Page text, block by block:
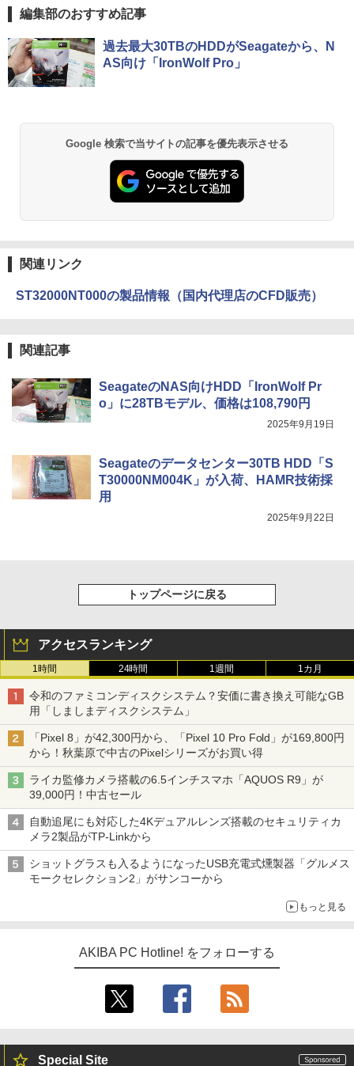
編集部のおすすめ記事
過去最大30TBのHDDがSeagateから、N
AS向け「IronWolf Pro」
Google 検索で当サイトの記事を優先表示させる
関連リンク
ST32000NT000の製品情報（国内代理店のCFD販売）
関連記事
SeagateのNAS向けHDD「IronWolf Pr
o」に28TBモデル、価格は108,790円
2025年9月19日
Seagateのデータセンター30TB HDD「S
T30000NM004K」が入荷、HAMR技術採
用
2025年9月22日
トップページに戻る
アクセスランキング
1時間 24時間 1週間 1カ月
令和のファミコンディスクシステム？安価に書き換え可能なGB
用「しましまディスクシステム」
「Pixel 8」が42,300円から、「Pixel 10 Pro Fold」が169,800円
から！秋葉原で中古のPixelシリーズがお買い得
ライカ監修カメラ搭載の6.5インチスマホ「AQUOS R9」が
39,000円！中古セール
自動追尾にも対応した4Kデュアルレンズ搭載のセキュリティカ
メラ2製品がTP-Linkから
ショットグラスも入るようになったUSB充電式燻製器「グルメス
モークセレクション2」がサンコーから
もっと見る
AKIBA PC Hotline! をフォローする
Special Site